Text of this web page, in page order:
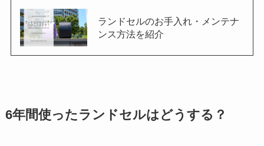
ランドセルのお手入れ・メンテナ
ンス方法を紹介
6年間使ったランドセルはどうする？